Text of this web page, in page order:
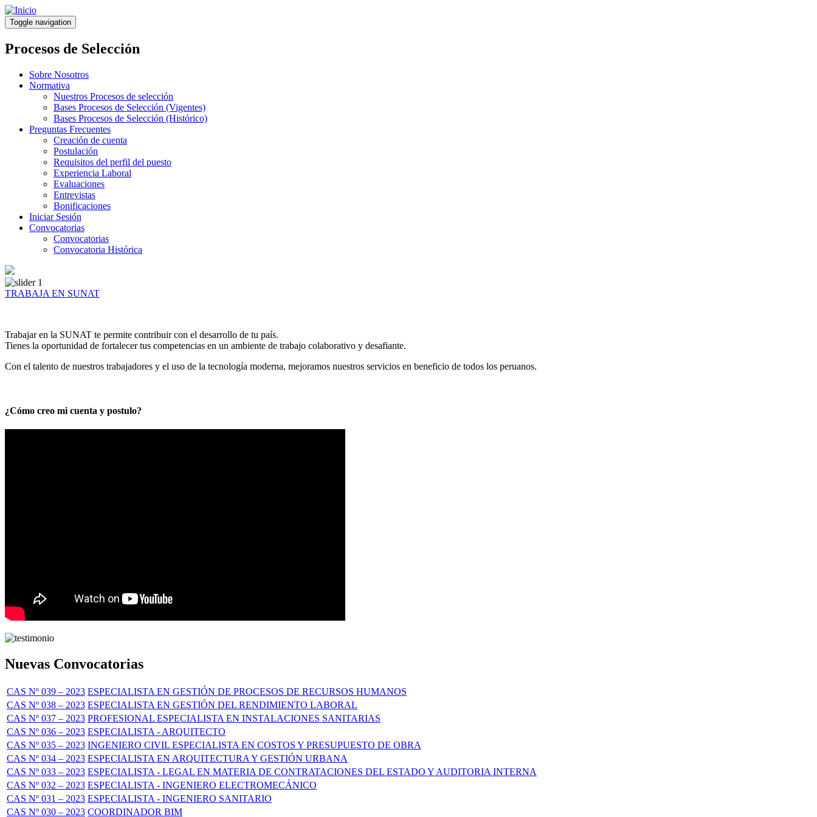
Pasar
al
contenido
principal
Toggle navigation
Procesos de Selección
Sobre Nosotros
Normativa
Nuestros Procesos de selección
Bases Procesos de Selección (Vigentes)
Bases Procesos de Selección (Histórico)
Preguntas Frecuentes
Creación de cuenta
Postulación
Requisitos del perfil del puesto
Experiencia Laboral
Evaluaciones
Entrevistas
Bonificaciones
Iniciar Sesión
Convocatorias
Convocatorias
Convocatoria Histórica
TRABAJA EN SUNAT
Trabajar en la SUNAT te permite contribuir con el desarrollo de tu país.
Tienes la oportunidad de fortalecer tus competencias en un ambiente de trabajo colaborativo y desafiante.
Con el talento de nuestros trabajadores y el uso de la tecnología moderna, mejoramos nuestros servicios en beneficio de todos los peruanos.
¿Cómo creo mi cuenta y postulo?
Nuevas Convocatorias
CAS Nº 039 – 2023 ESPECIALISTA EN GESTIÓN DE PROCESOS DE RECURSOS HUMANOS
CAS Nº 038 – 2023 ESPECIALISTA EN GESTIÓN DEL RENDIMIENTO LABORAL
CAS Nº 037 – 2023 PROFESIONAL ESPECIALISTA EN INSTALACIONES SANITARIAS
CAS Nº 036 – 2023 ESPECIALISTA - ARQUITECTO
CAS Nº 035 – 2023 INGENIERO CIVIL ESPECIALISTA EN COSTOS Y PRESUPUESTO DE OBRA
CAS Nº 034 – 2023 ESPECIALISTA EN ARQUITECTURA Y GESTIÓN URBANA
CAS Nº 033 – 2023 ESPECIALISTA - LEGAL EN MATERIA DE CONTRATACIONES DEL ESTADO Y AUDITORIA INTERNA
CAS Nº 032 – 2023 ESPECIALISTA - INGENIERO ELECTROMECÁNICO
CAS Nº 031 – 2023 ESPECIALISTA - INGENIERO SANITARIO
CAS Nº 030 – 2023 COORDINADOR BIM